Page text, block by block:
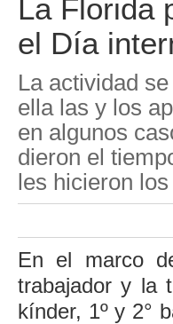
La Florida
el Día
La actividad
ella las y los
en algunos
dieron el
les hicieron
En el marco
trabajador y la
kínder, 1º y 2°